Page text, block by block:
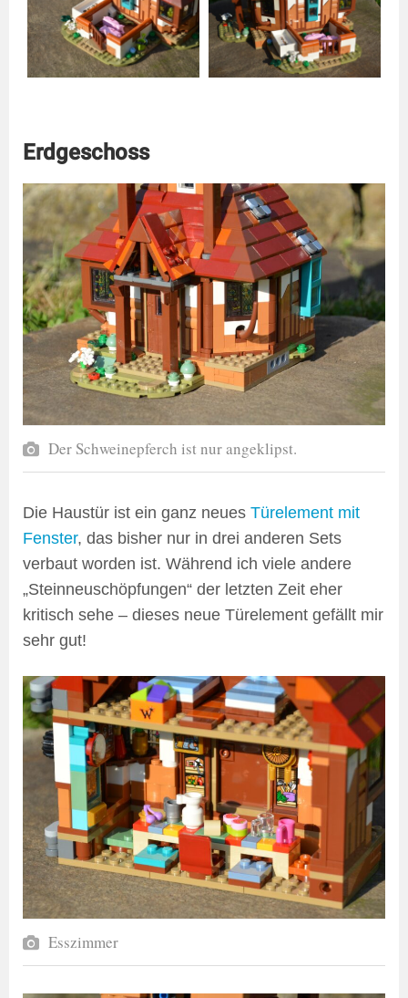
Erdgeschoss
Der Schweinepferch ist nur angeklipst.
Die Haustür ist ein ganz neues Türelement mit
Fenster, das bisher nur in drei anderen Sets
verbaut worden ist. Während ich viele andere
„Steinneuschöpfungen“ der letzten Zeit eher
kritisch sehe – dieses neue Türelement gefällt mir
sehr gut!
Esszimmer